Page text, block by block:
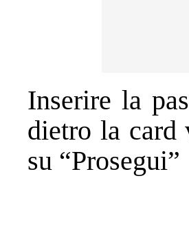
Inserire la
dietro la card
su “Prosegui”